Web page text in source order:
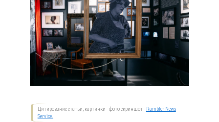
Цитирование статьи, картинки - фото скриншот - Rambler News
Service.